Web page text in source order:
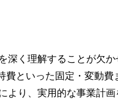
深く理解することが欠
費といった固定・変動費
より、実用的な事業計画